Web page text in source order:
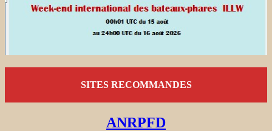
SITES RECOMMANDES
ANRPFD